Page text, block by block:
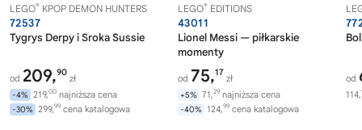
LEGO® KPOP DEMON HUNTERS
72537
Tygrys Derpy i Sroka Sussie
od 209,90
zł
-4% 219,00 najniższa cena
-30% 299,99 cena katalogowa
LEGO® EDITIONS
43011
Lionel Messi — piłkarskie
momenty
od 75,17
zł
+5% 71,29 najniższa cena
-40% 124,99 cena katalogowa
od
114,